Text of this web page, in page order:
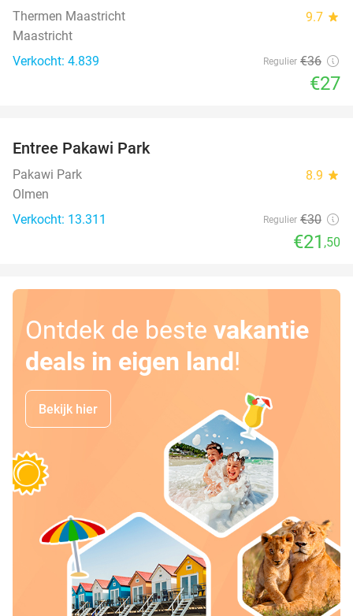
Thermen Maastricht 9.7 star
Maastricht
Verkocht: 4.839
Regulier €36
€27
Entree Pakawi Park
Pakawi Park 8.9 star
Olmen
Verkocht: 13.311
Regulier €30
€21 ,50
Ontdek de beste vakantie
deals in eigen land!
Bekijk hier